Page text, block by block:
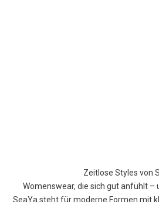
Zeitlose Styles von
Womenswear, die sich gut anfühlt –
SeaYa steht für moderne Formen mit